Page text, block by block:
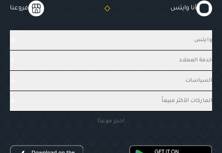
أنا وايتس فروعنا
وايتس
خدمة العملاء
السياسات
الماركات الأكثر مبيعاً
احجز موعدًا